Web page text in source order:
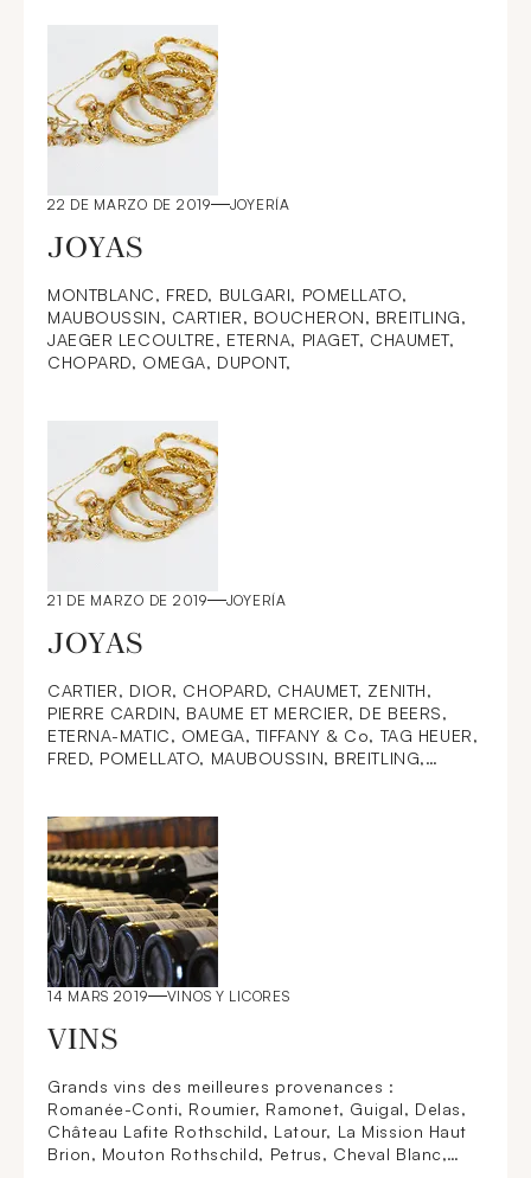
SCULPTURES : Francisque Joseph DURET - Auguste
MOREAU - Emmanuel FREMIET - Louise MESSIE -
Albert FERAUD - Thierry BISCH - Brigitte TEMAN
VERRERIE – CERAMIQUE : DAUM – LALIQUE-
BACCARAT – SAINT LOUIS – GALLÉ – LEGRAS –
GIEN – TINTIN – GRUE & CHEVREUIL NATURALISÉS
22 DE MARZO DE 2019 JOYERÍA
JOYAS
MONTBLANC, FRED, BULGARI, POMELLATO,
MAUBOUSSIN, CARTIER, BOUCHERON, BREITLING,
JAEGER LECOULTRE, ETERNA, PIAGET, CHAUMET,
CHOPARD, OMEGA, DUPONT,
21 DE MARZO DE 2019 JOYERÍA
JOYAS
CARTIER, DIOR, CHOPARD, CHAUMET, ZENITH,
PIERRE CARDIN, BAUME ET MERCIER, DE BEERS,
ETERNA-MATIC, OMEGA, TIFFANY & Co, TAG HEUER,
FRED, POMELLATO, MAUBOUSSIN, BREITLING,
14 MARS 2019 VINOS Y LICORES
VINS
Grands vins des meilleures provenances :
Romanée-Conti, Roumier, Ramonet, Guigal, Delas,
Château Lafite Rothschild, Latour, La Mission Haut
Brion, Mouton Rothschild, Petrus, Cheval Blanc,